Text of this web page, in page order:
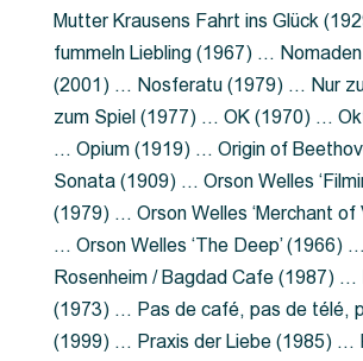
Mutter Krausens Fahrt ins Glück
fummeln Liebling (1967) …
(2001) … Nosferatu (1979) … Nur
zum Spiel (1977) … OK (1970) …
… Opium (1919) … Origin of
Sonata (1909) … Orson Welles
(1979) … Orson Welles ‘Merchant of
… Orson Welles ‘The Deep’ (1966)
Rosenheim / Bagdad Cafe (1987) …
(1973) … Pas de café, pas de télé,
(1999) … Praxis der Liebe (1985) …